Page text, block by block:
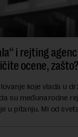
i rejting
ocene, zašto?
koje vlada u
su međunarodne
u pitanju. Mi od